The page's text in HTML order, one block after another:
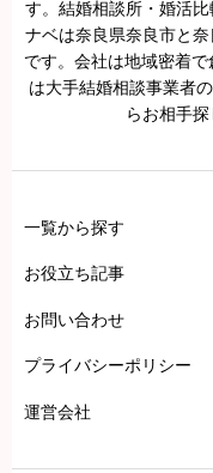
不正が疑われる場合は投
法令に基づいた対応を行
す。結婚相談所・婚活
ナベは奈良県奈良市と
です。会社は地域密着
は大手結婚相談事業者
らお相手探
一覧から探す
お役立ち記事
お問い合わせ
プライバシーポリシー
運営会社